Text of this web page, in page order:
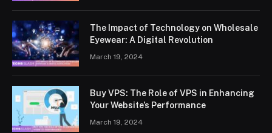
The Impact of Technology on Wholesale
Eyewear: A Digital Revolution
March 19, 2024
Buy VPS: The Role of VPS in Enhancing
Your Website’s Performance
March 19, 2024